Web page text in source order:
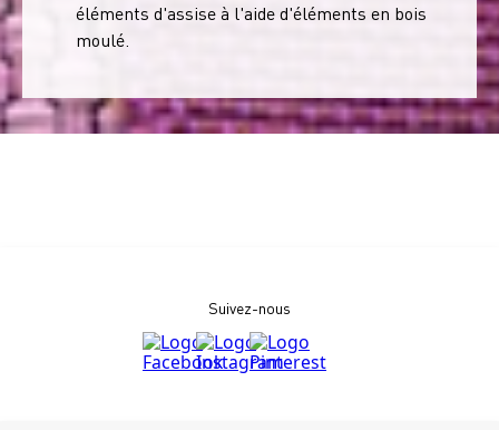
éléments d'assise à l'aide d'éléments en bois
moulé.
Suivez-nous